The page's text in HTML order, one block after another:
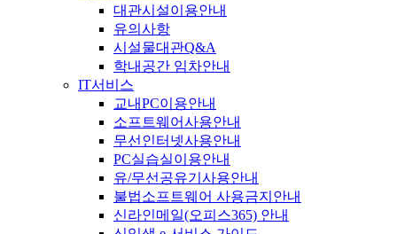
대관시설이용안내
유의사항
시설물대관Q&A
학내공간 임차안내
IT서비스
교내PC이용안내
소프트웨어사용안내
무선인터넷사용안내
PC실습실이용안내
유/무선공유기사용안내
불법소프트웨어 사용금지안내
신라인메일(오피스365) 안내